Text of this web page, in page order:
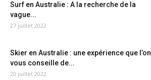
Surf en Australie : A la recherche de la
vague...
27 juillet 2022
Skier en Australie : une expérience que l’on
vous conseille de...
20 juillet 2022